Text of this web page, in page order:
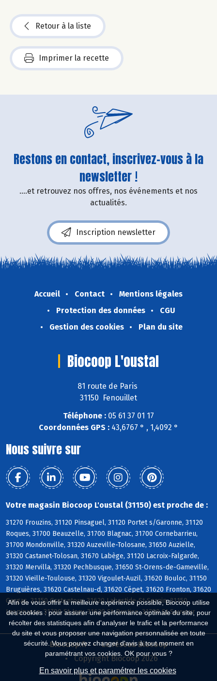
Afin de vous offrir la meilleure expérience possible, Biocoop utilise
des cookies : pour assurer une performance optimale du site, pour
récolter des statistiques afin d'analyser le trafic et la performance
du site et vous proposer une navigation personnalisée en toute
sécurité. Vous pouvez changer d'avis à tout moment en
paramétrant vos cookies. OK pour vous ?
En savoir plus et paramétrer les cookies
Retour à la liste
Imprimer la recette
Restons en contact, inscrivez-vous à la
newsletter !
....et retrouvez nos offres, nos événements et nos
actualités.
Inscription newsletter
Accueil Contact
Mentions légales
Protection des données
CGU
Gestion des cookies
Plan du site
Biocoop L'oustal
81 route de Paris
31150 Fenouillet
Téléphone : 05 61 37 01 17
Coordonnées GPS : 43,6767 ° , 1,4092 °
Nous suivre sur
Votre magasin Biocoop L'oustal (31150) est proche de :
31270 Frouzins, 31120 Pinsaguel, 31120 Portet s/Garonne, 31120
Roques, 31700 Beauzelle, 31700 Blagnac, 31700 Cornebarrieu,
31700 Mondonville, 31320 Auzeville-Tolosane, 31650 Auzielle,
31320 Castanet-Tolosan, 31670 Labège, 31120 Lacroix-Falgarde,
31320 Mervilla, 31320 Pechbusque, 31650 St-Orens-de-Gameville,
31320 Vieille-Toulouse, 31320 Vigoulet-Auzil, 31620 Bouloc, 31150
Bruguières, 31620 Castelnau-d, 31620 Cépet, 31620 Fronton, 31620
Gargas, 31150 Gratentour, 31620 Labastide-St-Sernin, 31150
Lespinasse, 31790 St-Jory, 31620 St-Rustice, 31790 St-Sauveur
Biocoop.fr
Le réseau Biocoop
Copyright Biocoop 2026